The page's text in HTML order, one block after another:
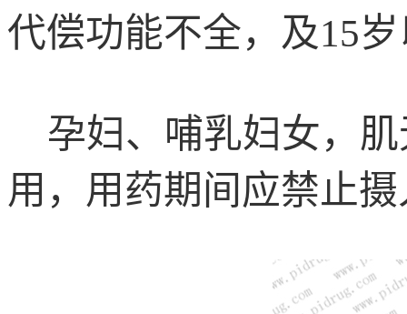
代偿功能不全，及15
孕妇、哺乳妇女，肌
用，用药期间应禁止